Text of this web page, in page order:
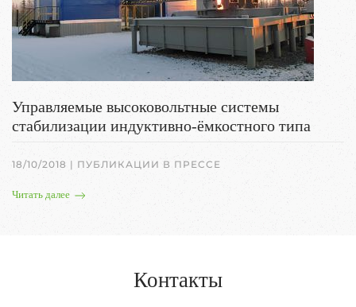
Управляемые высоковольтные системы
стабилизации индуктивно-ёмкостного типа
18/10/2018 | ПУБЛИКАЦИИ В ПРЕССЕ
Читать далее
Контакты